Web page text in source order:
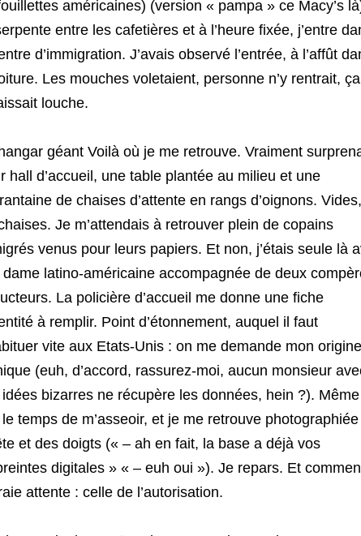
américaines) (version « pampa » ce Macy’s
entre les cafetières et à l’heure fixée, j’entre
d’immigration. J’avais observé l’entrée, à l’affût
Les mouches voletaient, personne n’y rentrait, ça
louche.
géant Voilà où je me retrouve. Vraiment
hall d’accueil, une table plantée au milieu et une
de chaises d’attente en rangs d’oignons. Vides,
Je m’attendais à retrouver plein de copains
venus pour leurs papiers. Et non, j’étais seule là
dame latino-américaine accompagnée de deux
La policière d’accueil me donne une fiche
à remplir. Point d’étonnement, auquel il faut
vite aux Etats-Unis : on me demande mon origine
(euh, d’accord, rassurez-moi, aucun monsieur
bizarres ne récupère les données, hein ?). Même
temps de m’asseoir, et je me retrouve
et des doigts (« – ah en fait, la base a déjà vos
digitales » « – euh oui »). Je repars. Et
attente : celle de l’autorisation.